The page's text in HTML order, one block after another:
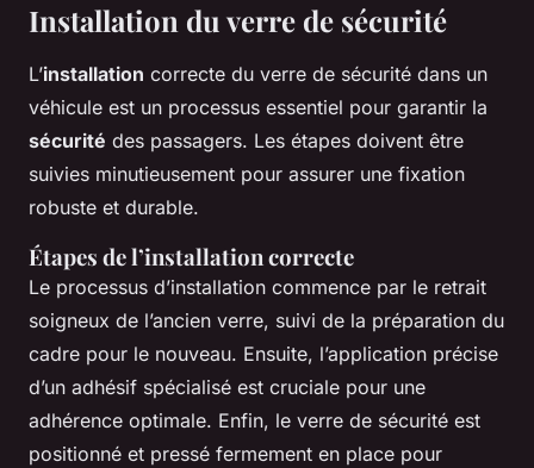
Installation du verre de sécurité
L’installation correcte du verre de sécurité dans un
véhicule est un processus essentiel pour garantir la
sécurité des passagers. Les étapes doivent être
suivies minutieusement pour assurer une fixation
robuste et durable.
Étapes de l’installation correcte
Le processus d’installation commence par le retrait
soigneux de l’ancien verre, suivi de la préparation du
cadre pour le nouveau. Ensuite, l’application précise
d’un adhésif spécialisé est cruciale pour une
adhérence optimale. Enfin, le verre de sécurité est
positionné et pressé fermement en place pour